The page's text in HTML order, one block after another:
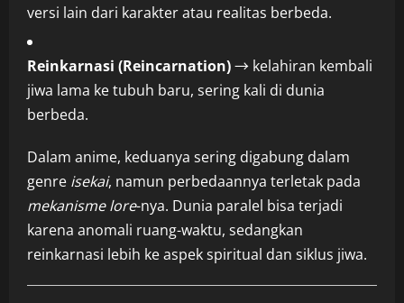
versi lain dari karakter atau realitas berbeda.
Reinkarnasi (Reincarnation)→ kelahiran kembali
jiwa lama ke tubuh baru, sering kali di dunia
berbeda.
Dalam anime, keduanya sering digabung dalam
genre isekai, namun perbedaannya terletak pada
mekanisme lore-nya. Dunia paralel bisa terjadi
karena anomali ruang-waktu, sedangkan
reinkarnasi lebih ke aspek spiritual dan siklus jiwa.